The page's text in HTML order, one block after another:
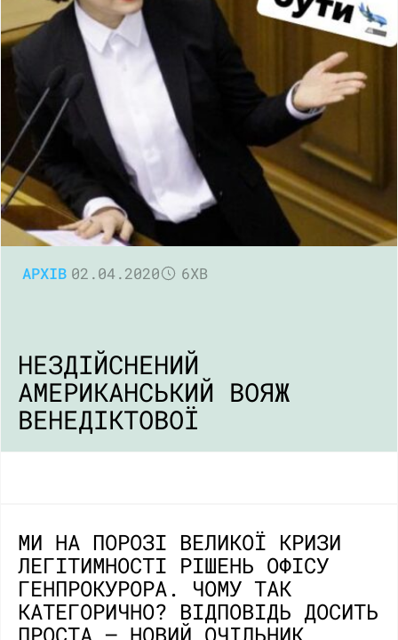
АРХІВ 02.04.2020 6ХВ
НЕЗДІЙСНЕНИЙ
АМЕРИКАНСЬКИЙ ВОЯЖ
ВЕНЕДІКТОВОЇ
МИ НА ПОРОЗІ ВЕЛИКОЇ КРИЗИ
ЛЕГІТИМНОСТІ РІШЕНЬ ОФІСУ
ГЕНПРОКУРОРА. ЧОМУ ТАК
КАТЕГОРИЧНО? ВІДПОВІДЬ ДОСИТЬ
ПРОСТА – НОВИЙ ОЧІЛЬНИК